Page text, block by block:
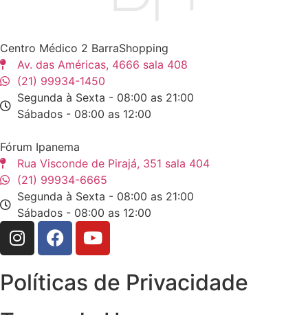
Centro Médico 2 BarraShopping
Av. das Américas, 4666 sala 408
(21) 99934-1450
Segunda à Sexta - 08:00 as 21:00
Sábados - 08:00 as 12:00
Fórum Ipanema
Rua Visconde de Pirajá, 351 sala 404
(21) 99934-6665
Segunda à Sexta - 08:00 as 21:00
Sábados - 08:00 as 12:00
Políticas de Privacidade